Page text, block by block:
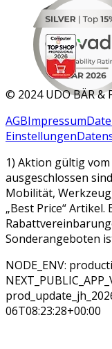
MAR 2026
© 2024 UDO BÄR &
AGBImpressum
Einstellungen
1) Aktion gültig vom
ausgeschlossen
Mobilität,
„Best Price“
Sonderangeboten
NODE_ENV:
06T08:23:28+00:00